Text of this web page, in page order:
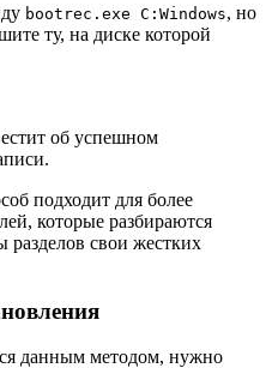
bootrec.exe C:Windows, но
ту, на диске которой
об успешном
подходит для более
которые разбираются
разделов свои жестких
данным методом, нужно